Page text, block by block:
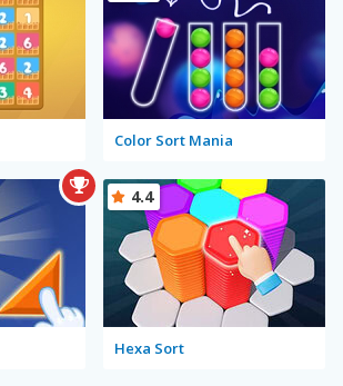
Color Sort Mania
Hexa Sort
4.4